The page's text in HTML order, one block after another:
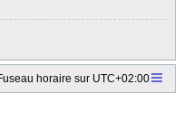
horaire sur UTC+02:00